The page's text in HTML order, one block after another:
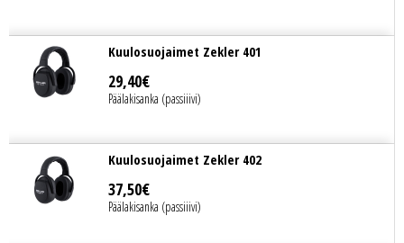
Kuulosuojaimet Zekler 401
29,40€
Päälakisanka (passiiivi)
Kuulosuojaimet Zekler 402
37,50€
Päälakisanka (passiiivi)